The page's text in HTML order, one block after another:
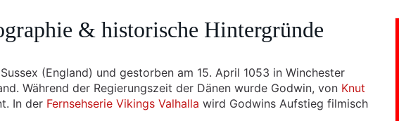
& historische Hintergründe
(England) und gestorben am 15. April 1053 in Winchester
Während der Regierungszeit der Dänen wurde Godwin, von Knut
In der Fernsehserie Vikings Valhalla wird Godwins Aufstieg filmisch